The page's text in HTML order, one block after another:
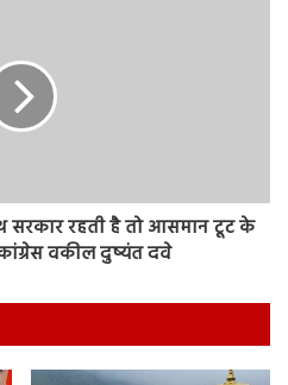
रहती है तो आसमान टूट के
वकील दुष्यंत दवे